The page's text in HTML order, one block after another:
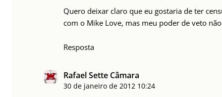
Quero deixar claro que eu gostaria de ter
com o Mike Love, mas meu poder de veto
Resposta
Rafael Sette Câmara
30 de janeiro de 2012 10:24